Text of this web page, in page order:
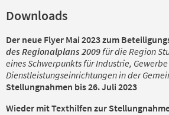
Downloads
Der neue Flyer Mai 2023 zum
des Regionalplans 2009für die Region
eines Schwerpunkts für Industrie,
Dienstleistungseinrichtungen in der
Stellungnahmen bis 26. Juli 2023
Wieder mit Texthilfen zur